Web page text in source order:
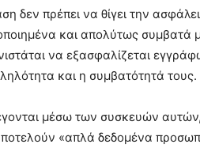
δεν πρέπει να θίγει την
και απολύτως συμβατά
να εξασφαλίζεται
και η συμβατότητά τους.
μέσω των συσκευών
«απλά δεδομένα